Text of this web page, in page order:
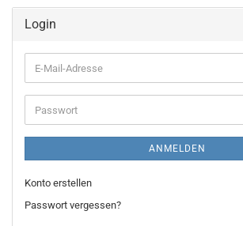
Login
E-
Mail-
Adresse
Passwort
ANMELDEN
Konto erstellen
Passwort vergessen?